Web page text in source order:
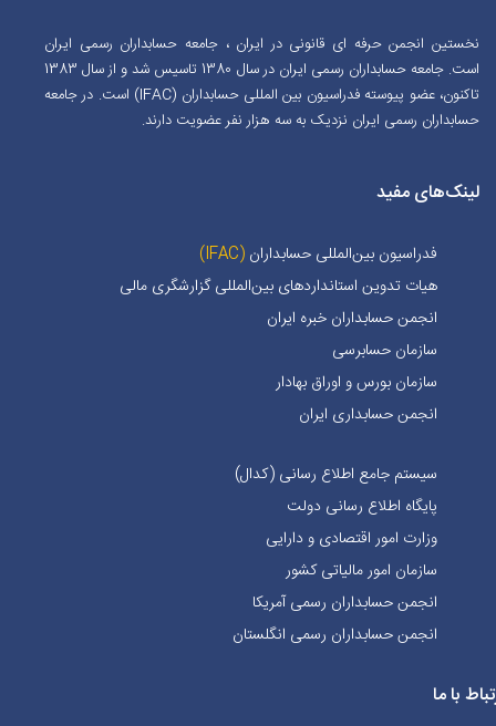
نخستین انجمن حرفه ای قانونی در ایران ، جامعه حسابداران رسمی ایران
است. جامعه حسابداران رسمی ایران در سال 1380 تاسیس شد و از سال 1383
تاکنون، عضو پیوسته فدراسیون بین المللی حسابداران (IFAC) است. در جامعه
حسابداران رسمی ایران نزدیک به سه هزار نفر عضویت دارند.
لینک‌های مفید
فدراسیون بین‌المللی حسابداران (IFAC)
هیات تدوین استانداردهای بین‌المللی گزارشگری مالی
انجمن حسابداران خبره ايران
سازمان حسابرسی
سازمان بورس و اوراق بهادار
انجمن حسابداری ایران
سیستم جامع اطلاع رسانی (کدال)
پایگاه اطلاع رسانی دولت
وزارت امور اقتصادی و دارایی
سازمان امور مالیاتی کشور
انجمن حسابداران رسمی آمریکا
انجمن حسابداران رسمی انگلستان
با ما